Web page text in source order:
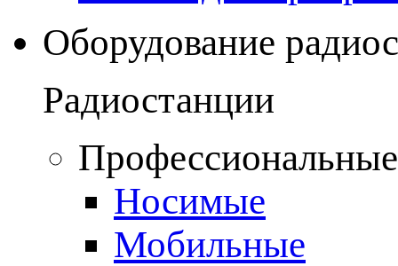
Оборудование
Радиостанции
Носимые
Мобильные